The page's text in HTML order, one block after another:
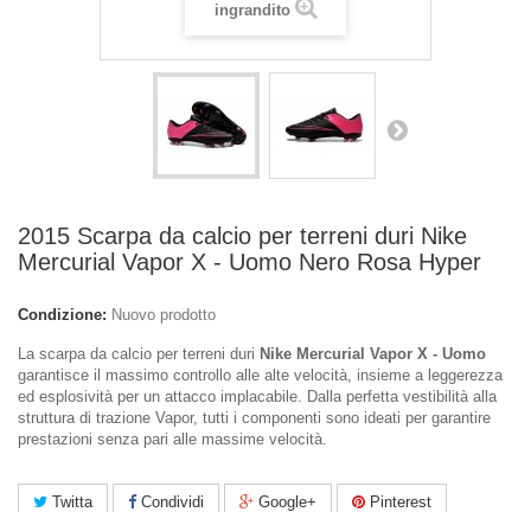
ingrandito
2015 Scarpa da calcio per terreni duri Nike
Mercurial Vapor X - Uomo Nero Rosa Hyper
Condizione: Nuovo prodotto
La scarpa da calcio per terreni duri Nike Mercurial Vapor X - Uomo
garantisce il massimo controllo alle alte velocità, insieme a leggerezza
ed esplosività per un attacco implacabile. Dalla perfetta vestibilità alla
struttura di trazione Vapor, tutti i componenti sono ideati per garantire
prestazioni senza pari alle massime velocità.
Twitta Condividi Google+ Pinterest